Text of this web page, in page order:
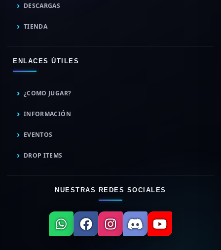
DESCARGAS
TIENDA
ENLACES ÚTILES
¿COMO JUGAR?
INFORMACIÓN
EVENTOS
DROP ITEMS
NUESTRAS REDES SOCIALES